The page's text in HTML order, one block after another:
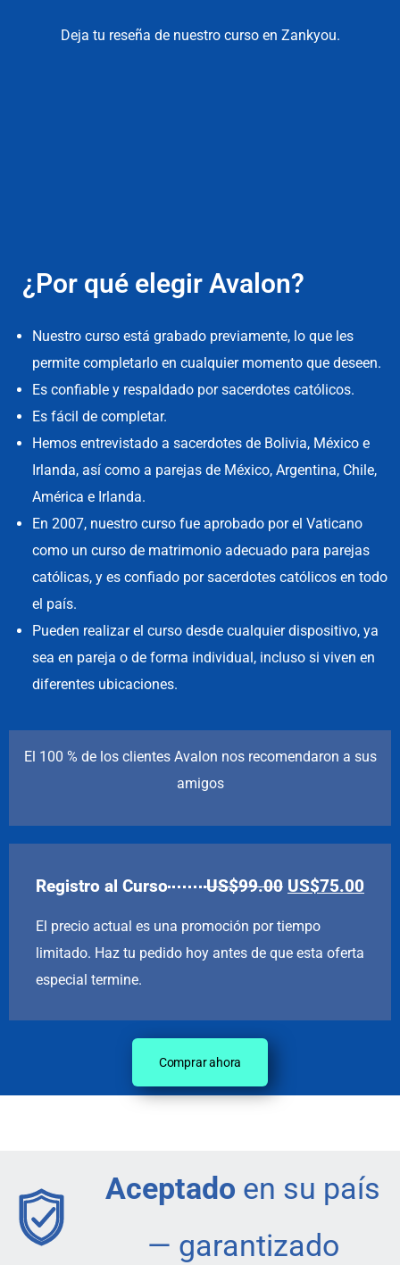
Deja tu reseña de nuestro curso en Zankyou.
¿Por qué elegir Avalon?
Nuestro curso está grabado previamente, lo que les
permite completarlo en cualquier momento que deseen.
Es confiable y respaldado por sacerdotes católicos.
Es fácil de completar.
Hemos entrevistado a sacerdotes de Bolivia, México e
Irlanda, así como a parejas de México, Argentina, Chile,
América e Irlanda.
En 2007, nuestro curso fue aprobado por el Vaticano
como un curso de matrimonio adecuado para parejas
católicas, y es confiado por sacerdotes católicos en todo
el país.
Pueden realizar el curso desde cualquier dispositivo, ya
sea en pareja o de forma individual, incluso si viven en
diferentes ubicaciones.
El 100 % de los clientes Avalon nos recomendaron a sus
amigos
Registro al Curso US$99.00 US$75.00
El precio actual es una promoción por tiempo
limitado. Haz tu pedido hoy antes de que esta oferta
especial termine.
Comprar ahora
Aceptado en su país
— garantizado